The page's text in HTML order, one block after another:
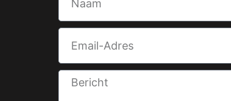
Email
Message